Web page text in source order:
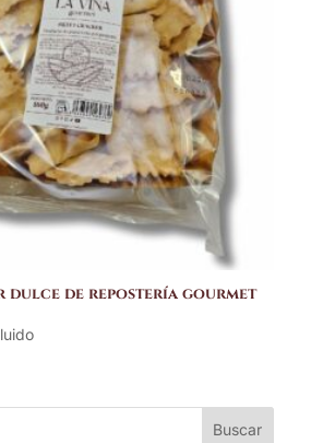
dulce de repostería gourmet
Buscar